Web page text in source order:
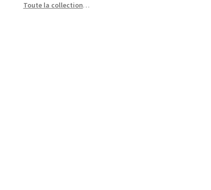
Toute la collection…